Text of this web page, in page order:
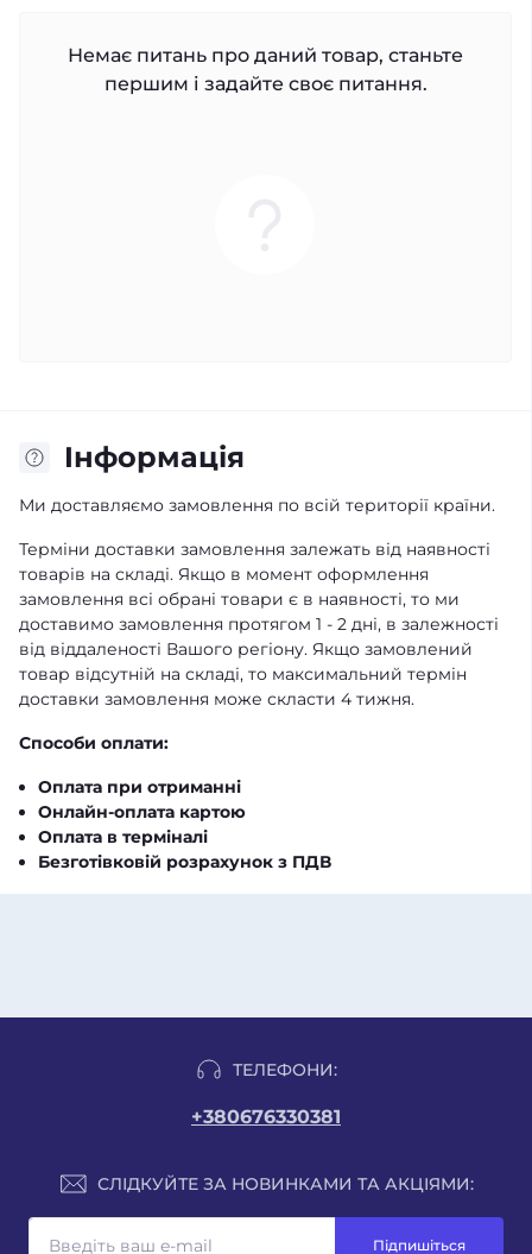
Немає питань про даний товар, станьте
першим і задайте своє питання.
Iнформація
Ми доставляємо замовлення по всій території країни.
Терміни доставки замовлення залежать від наявності
товарів на складі. Якщо в момент оформлення
замовлення всі обрані товари є в наявності, то ми
доставимо замовлення протягом 1 - 2 дні, в залежності
від віддаленості Вашого регіону. Якщо замовлений
товар відсутній на складі, то максимальний термін
доставки замовлення може скласти 4 тижня.
Способи оплати:
Оплата при отриманні
Онлайн-оплата картою
Оплата в терміналі
Безготівковій розрахунок з ПДВ
ТЕЛЕФОНИ:
+380676330381
СЛІДКУЙТЕ ЗА НОВИНКАМИ ТА АКЦІЯМИ:
Підпишіться